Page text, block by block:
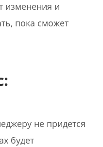
изменения и
пока сможет
не придется
будет